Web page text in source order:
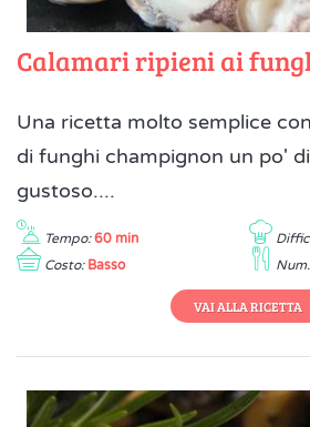
Calamari ripieni ai
Una ricetta molto semplice
di funghi champignon un po'
gustoso....
Tempo: 60 min
Costo: Basso
VAI ALLA RICETTA